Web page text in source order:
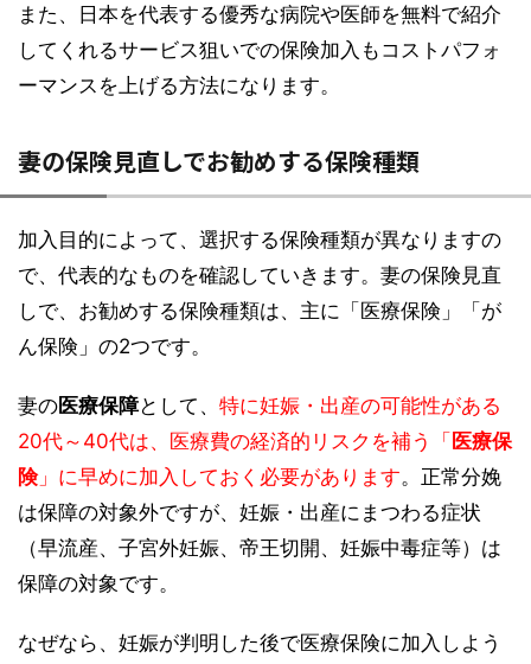
また、日本を代表する優秀な病院や医師を無料で紹介
してくれるサービス狙いでの保険加入もコストパフォ
ーマンスを上げる方法になります。
妻の保険見直しでお勧めする保険種類
加入目的によって、選択する保険種類が異なりますの
で、代表的なものを確認していきます。妻の保険見直
しで、お勧めする保険種類は、主に「医療保険」「が
ん保険」の2つです。
妻の医療保障として、 特に妊娠・出産の可能性がある
20代～40代は、医療費の経済的リスクを補う「 医療保
険」に早めに加入しておく必要があります。正常分娩
は保障の対象外ですが、妊娠・出産にまつわる症状
（早流産、子宮外妊娠、帝王切開、妊娠中毒症等）は
保障の対象です。
なぜなら、妊娠が判明した後で医療保険に加入しよう